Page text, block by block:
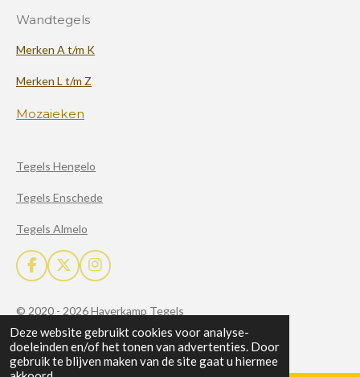
Deze website gebruikt cookies voor analyse-
doeleinden en/of het tonen van advertenties. Door
gebruik te blijven maken van de site gaat u hiermee
Wandtegels
Merken A t/m K
Merken L t/m Z
Mozaieken
Tegels Hengelo
Tegels Enschede
Tegels Almelo
F
a
e
b
o
o
k
X
I
n
t
a
g
r
© 2020 - 2026 Haverkamp Tegels
Powered byJouwWeb